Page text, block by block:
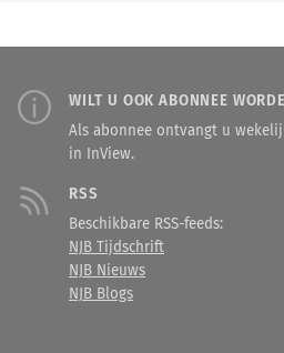
WILT U OOK ABONNEE
Als abonnee ontvangt u
in InView.
RSS
Beschikbare RSS-feeds:
NJB Tijdschrift
NJB Nieuws
NJB Blogs